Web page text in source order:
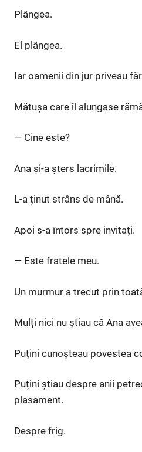
Plângea.
El plângea.
Iar oamenii din jur priveau
Mătușa care îl alungase
— Cine este?
Ana și-a șters lacrimile.
L-a ținut strâns de mână.
Apoi s-a întors spre invitați.
— Este fratele meu.
Un murmur a trecut prin
Mulți nici nu știau că Ana
Puțini cunoșteau povestea
Puțini știau despre anii
plasament.
Despre frig.